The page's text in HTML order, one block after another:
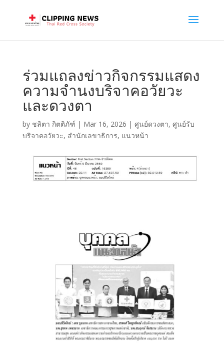
ร่วมแถลงข่าวกิจกรรมแสดง
ความจำนงบริจาคอวัยวะ
และดวงตา
by ชลิตา กิตติภัฑ์ | Mar 16, 2026 | ศูนย์ดวงตา, ศูนย์รับ
บริจาคอวัยวะ, สำนักเลขาธิการ, แนวหน้า